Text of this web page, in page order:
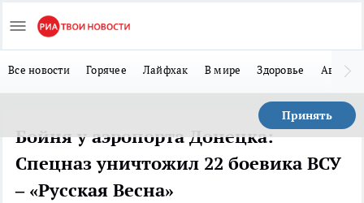
Все новости Горячее Лайфхак В мире Здоровье Авто
Принять
Бойня у аэропорта Донецка:
Спецназ уничтожил 22 боевика ВСУ
– «Русская Весна»